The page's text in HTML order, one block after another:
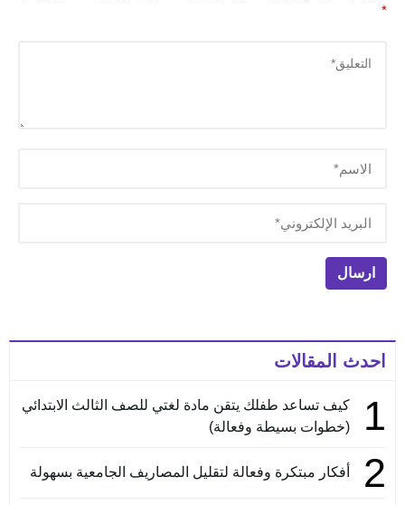
*
احدث المقالات
1
كيف تساعد طفلك يتقن مادة لغتي للصف الثالث الابتدائي
(خطوات بسيطة وفعالة)
2 أفكار مبتكرة وفعالة لتقليل المصاريف الجامعية بسهولة